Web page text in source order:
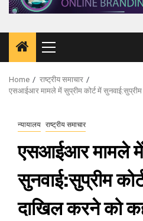
Primary
Menu
Home
राष्ट्रीय समाचार
एसआईआर मामले में सुप्रीम कोर्ट में
न्यायालय राष्ट्रीय समाचार
एसआईआर मामले में
सुनवाई:सुप्रीम
दाखिल करने को